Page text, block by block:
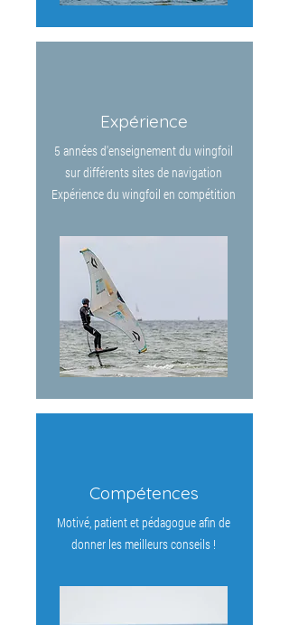
Expérience
5 années d'enseignement du wingfoil
sur différents sites de navigation
Expérience du wingfoil en compétition
Compétences
Motivé, patient et pédagogue afin de
donner les meilleurs conseils !